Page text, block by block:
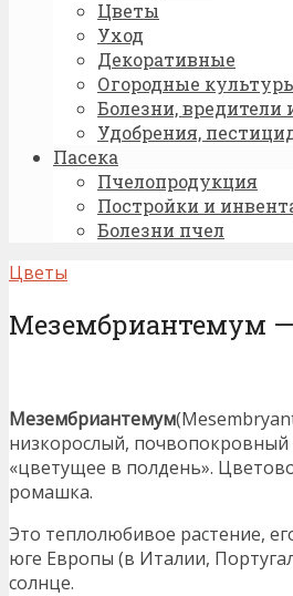
Цветы
Уход
Декоративные
Огородные
Болезни, вредители
Удобрения,
Пасека
Пчелопродукция
Постройки и
Болезни пчел
Цветы
Мезембриантемум
Мезембриантемум
низкорослый, почвопокровный
«цветущее в полдень».
ромашка.
Это теплолюбивое растение,
юге Европы (в Италии,
солнце.